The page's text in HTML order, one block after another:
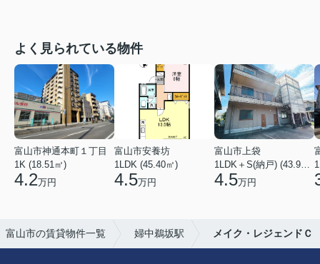
よく見られている物件
富山市神通本町１丁目
1K (18.51㎡)
4.2万円
富山市安養坊
1LDK (45.40㎡)
4.5万円
富山市上袋
4.5万円
富山市の賃貸物件一覧 婦中鵜坂駅 メイク・レジェンドＣ